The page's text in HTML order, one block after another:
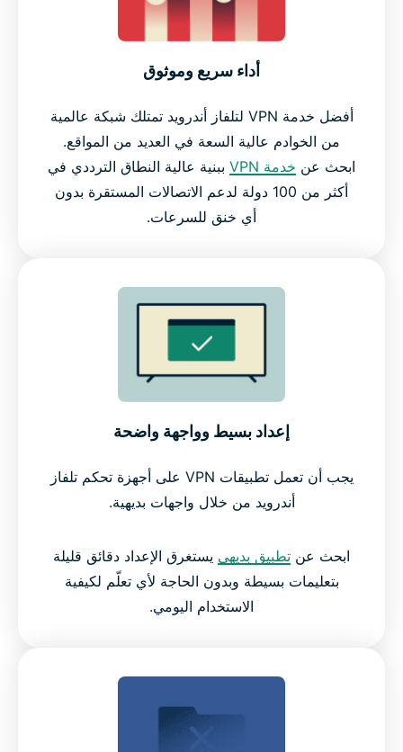
أداء سريع وموثوق
أفضل خدمة VPN لتلفاز أندرويد تمتلك شبكة عالمية
من الخوادم عالية السعة في العديد من المواقع.
ابحث عن خدمة VPN
ببنية عالية النطاق الترددي في
أكثر من 100 دولة لدعم الاتصالات المستقرة بدون
أي خنق للسرعات.
إعداد بسيط وواجهة واضحة
يجب أن تعمل تطبيقات VPN على أجهزة تحكم تلفاز
أندرويد من خلال واجهات بديهية.
ابحث عن تطبيق بديهي يستغرق الإعداد دقائق قليلة
بتعليمات بسيطة وبدون الحاجة لأي تعلّم لكيفية
الاستخدام اليومي.